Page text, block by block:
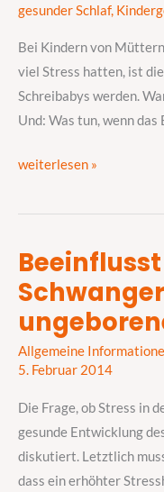
gesunder Schlaf,
Bei Kindern von
viel Stress hatten, ist
Schreibabys werden.
Und: Was tun, wenn
macht
Schreibaby?
weiterlesen »
Allgemeine
5. Februar 2014
Die Frage, ob Stress in
gesunde Entwicklung
diskutiert. Letztlich
dass ein erhöhter
Beeinflusst
Stress
der
Schwangerschaft
ungeborene
Baby?